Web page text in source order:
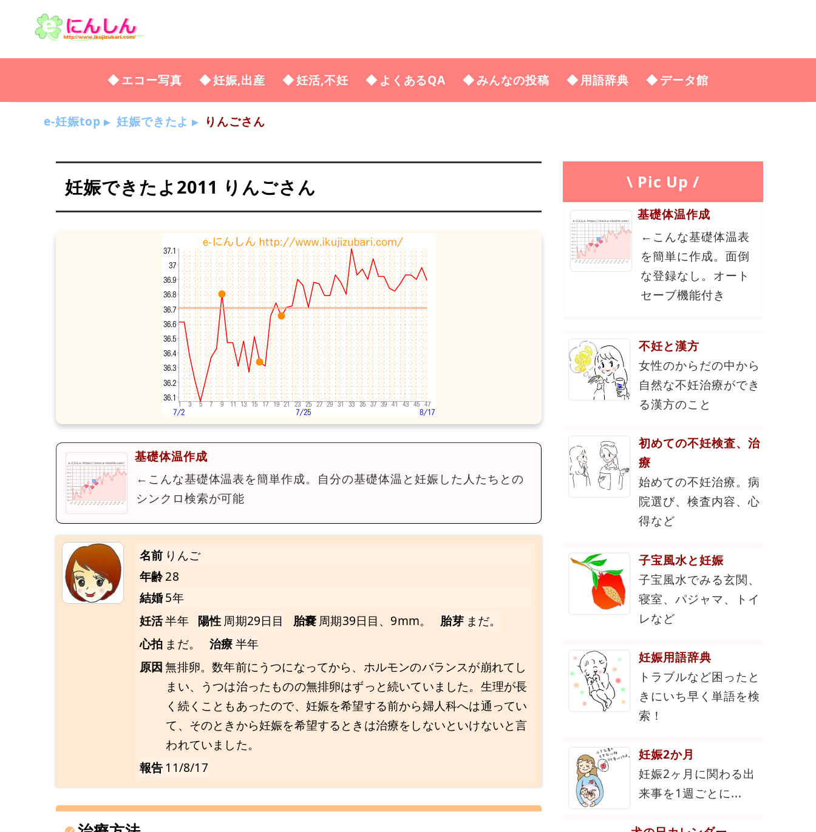
エコー写真 妊娠,出産 妊活,不妊 よくあるQA みんなの投稿 用語辞典 データ館
e-妊娠top 妊娠できたよ りんごさん
妊娠できたよ2011 りんごさん
基礎体温作成
←こんな基礎体温表を簡単作成。自分の基礎体温と妊娠した人たちとの
シンクロ検索が可能
名前 りんご
年齢28
結婚5年
妊活半年 陽性 周期29日目 胎嚢 周期39日目、9mm。 胎芽 まだ。
心拍 まだ。 治療半年
原因無排卵。数年前にうつになってから、ホルモンのバランスが崩れてし
まい、うつは治ったものの無排卵はずっと続いていました。生理が長
く続くこともあったので、妊娠を希望する前から婦人科へは通ってい
て、そのときから妊娠を希望するときは治療をしないといけないと言
われていました。
報告 11/8/17
\ Pic Up /
基礎体温作成
←こんな基礎体温表
を簡単に作成。面倒
な登録なし。オート
セーブ機能付き
不妊と漢方
女性のからだの中から
自然な不妊治療ができ
る漢方のこと
初めての不妊検査、治
療
始めての不妊治療。病
院選び、検査内容、心
得など
子宝風水と妊娠
子宝風水でみる玄関、
寝室、パジャマ、トイ
レなど
妊娠用語辞典
トラブルなど困ったと
きにいち早く単語を検
索！
妊娠2か月
妊娠2ヶ月に関わる出
来事を1週ごとに...